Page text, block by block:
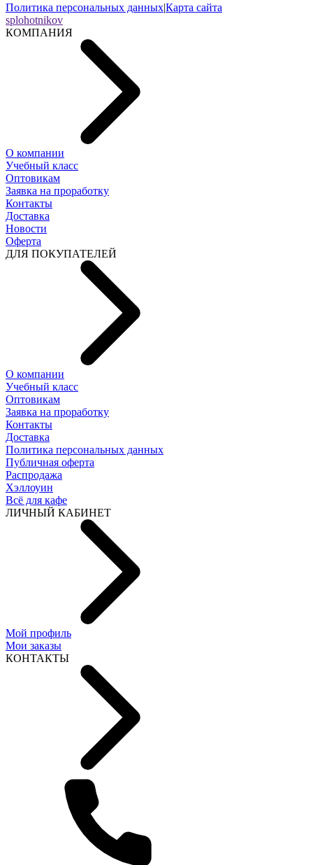
Политика персональных данных|Карта сайта
splohotnikov
КОМПАНИЯ
О компании
Учебный класс
Оптовикам
Заявка на проработку
Контакты
Доставка
Новости
Оферта
ДЛЯ ПОКУПАТЕЛЕЙ
О компании
Учебный класс
Оптовикам
Заявка на проработку
Контакты
Доставка
Политика персональных данных
Публичная оферта
Распродажа
Хэллоуин
Всё для кафе
ЛИЧНЫЙ КАБИНЕТ
Мой профиль
Мои заказы
КОНТАКТЫ